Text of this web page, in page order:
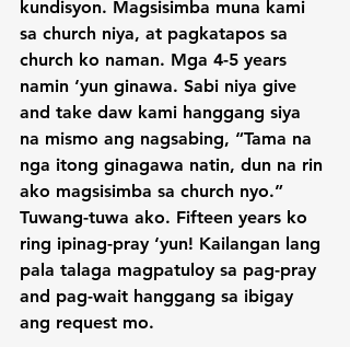
kundisyon. Magsisimba muna kami
sa church niya, at pagkatapos sa
church ko naman. Mga 4-5 years
namin ‘yun ginawa. Sabi niya give
and take daw kami hanggang siya
na mismo ang nagsabing, “Tama na
nga itong ginagawa natin, dun na rin
ako magsisimba sa church nyo.”
Tuwang-tuwa ako. Fifteen years ko
ring ipinag-pray ‘yun! Kailangan lang
pala talaga magpatuloy sa pag-pray
and pag-wait hanggang sa ibigay
ang request mo.